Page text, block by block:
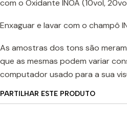
com o Oxidante INOA (10vol,
Enxaguar e lavar com o champô
As amostras dos tons são
que as mesmas podem variar
computador usado para a sua
PARTILHAR ESTE PRODUTO